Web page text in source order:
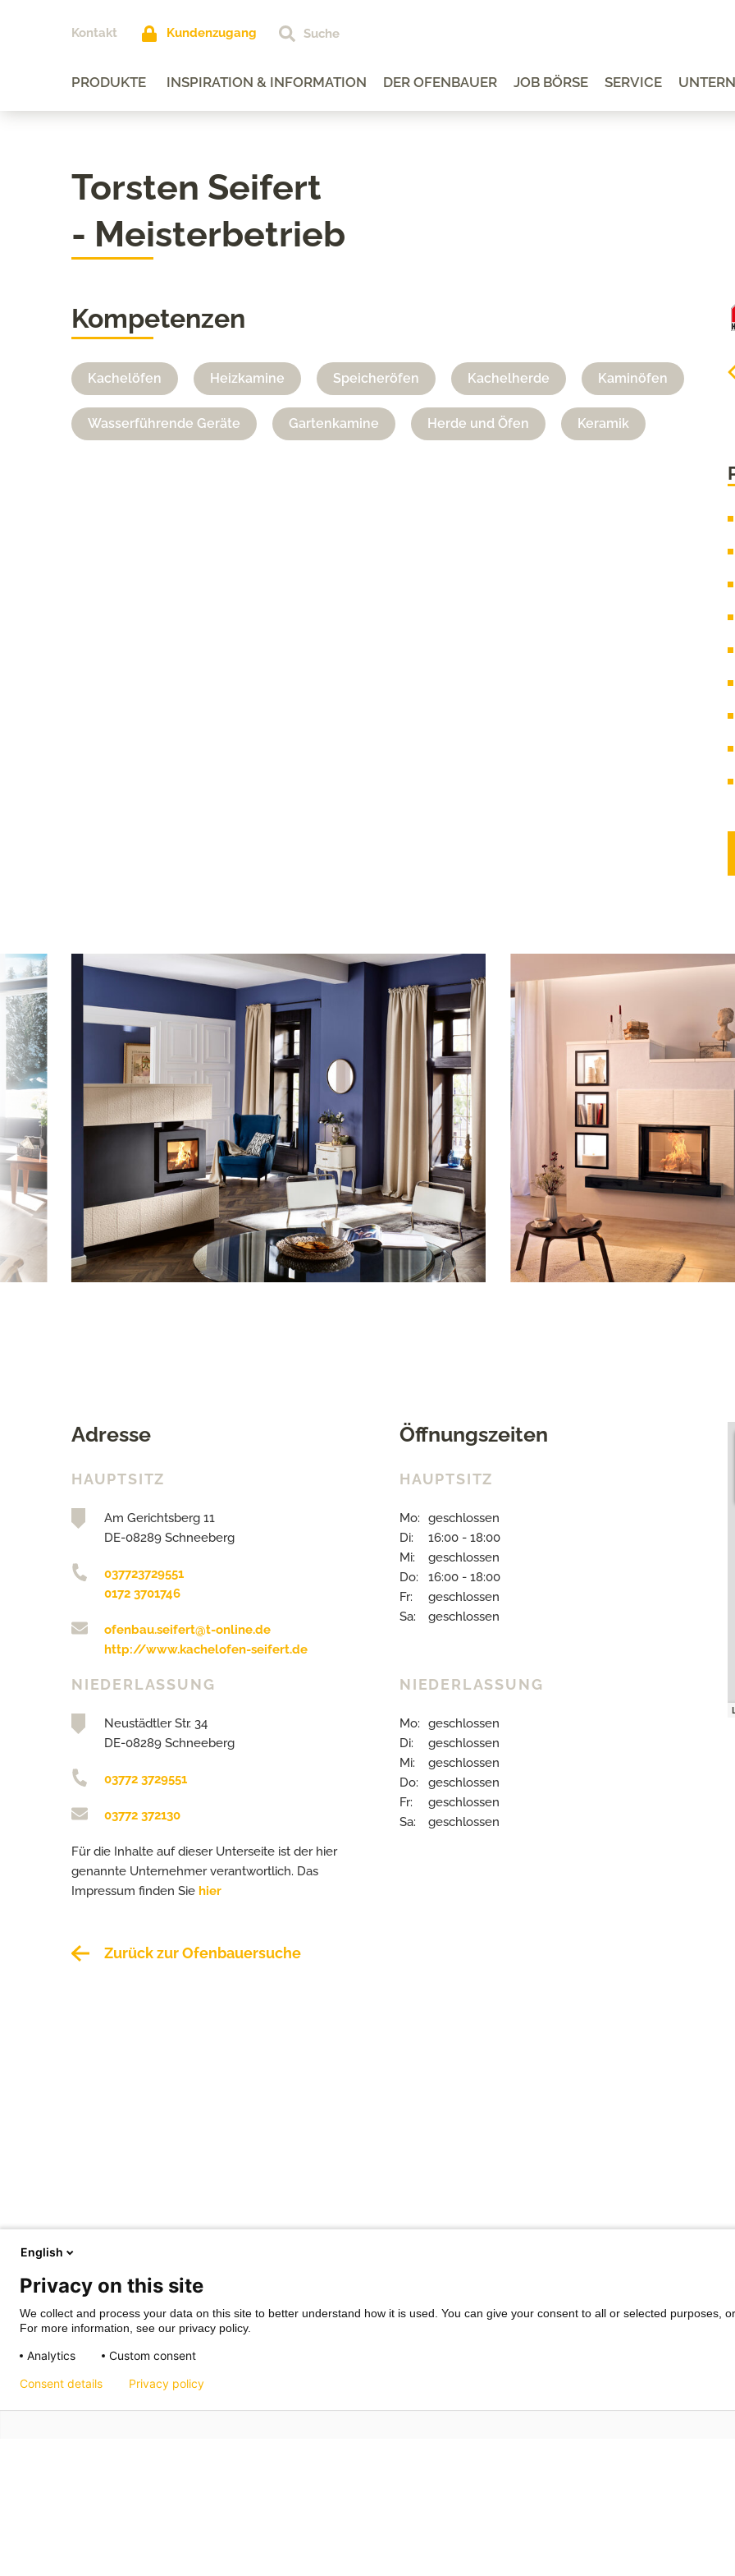
Kontakt Kundenzugang
PRODUKTE INSPIRATION & INFORMATION DER OFENBAUER JOB BÖRSE SERVICE
Torsten Seifert
- Meisterbetrieb
Kompetenzen
Kachelöfen Heizkamine Speicheröfen Kachelherde Kaminöfen
Wasserführende Geräte Gartenkamine Herde und Öfen Keramik
Adresse
HAUPTSITZ
Am Gerichtsberg 11
DE-08289 Schneeberg
037723729551
0172 3701746
ofenbau.seifert@t-online.de
http://www.kachelofen-seifert.de
NIEDERLASSUNG
Neustädtler Str. 34
DE-08289 Schneeberg
03772 3729551
03772 372130
Für die Inhalte auf dieser Unterseite ist der hier
genannte Unternehmer verantwortlich. Das
Impressum finden Sie hier
Öffnungszeiten
HAUPTSITZ
Mo:
geschlossen
Di:
16:00 - 18:00
Mi:
geschlossen
Do:
16:00 - 18:00
Fr:
geschlossen
Sa:
geschlossen
NIEDERLASSUNG
Mo:
geschlossen
Di:
geschlossen
Mi:
geschlossen
Do:
geschlossen
Fr:
geschlossen
Sa:
geschlossen
Zurück zur Ofenbauersuche
English
Privacy on this site
We collect and process your data on this site to better understand how it is used. You can give your consent to all or selected purposes,
For more information, see our privacy policy.
Analytics Custom consent
Consent details Privacy policy